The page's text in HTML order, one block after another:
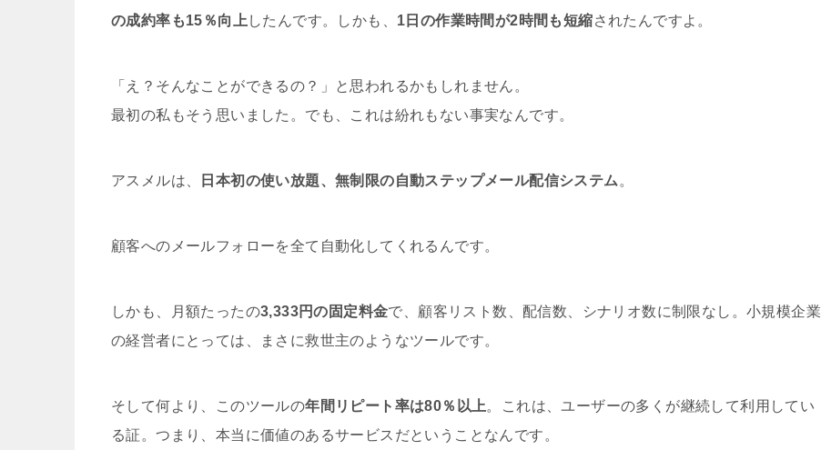
の成約率も15％向上 したんです。しかも、 1日の作業時間が2時間も短縮されたんですよ。
「え？そんなことができるの？」と思われるかもしれません。
最初の私もそう思いました。でも、これは紛れもない事実なんです。
アスメルは、 日本初の使い放題、無制限の自動ステップメール配信システム 。
顧客へのメールフォローを全て自動化してくれるんです。
しかも、月額たったの3,333円の固定料金で、顧客リスト数、配信数、シナリオ数に制限なし。小規模企業
の経営者にとっては、まさに救世主のようなツールです。
そして何より、このツールの年間リピート率は80％以上。これは、ユーザーの多くが継続して利用してい
る証。つまり、本当に価値のあるサービスだということなんです。